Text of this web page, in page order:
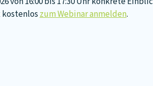
zum Webinar anmelden.